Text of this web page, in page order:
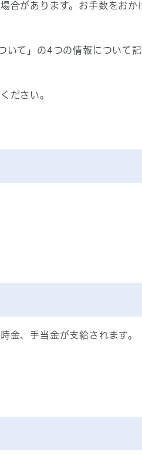
合があります。お手数をおか
て」の4つの情報について
ださい。
金、手当金が支給されます。